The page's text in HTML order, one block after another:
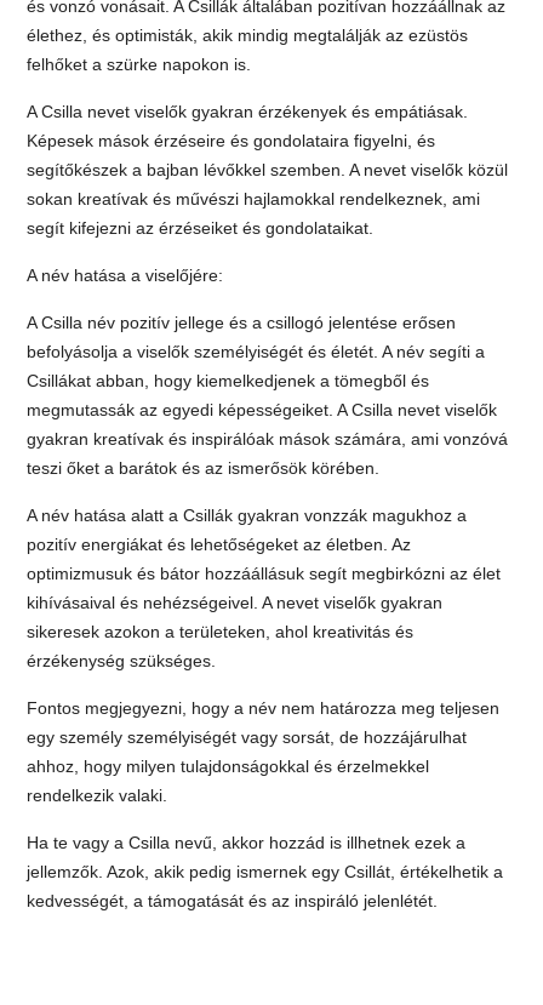
és vonzó vonásait. A Csillák általában pozitívan hozzáállnak az
élethez, és optimisták, akik mindig megtalálják az ezüstös
felhőket a szürke napokon is.
A Csilla nevet viselők gyakran érzékenyek és empátiásak.
Képesek mások érzéseire és gondolataira figyelni, és
segítőkészek a bajban lévőkkel szemben. A nevet viselők közül
sokan kreatívak és művészi hajlamokkal rendelkeznek, ami
segít kifejezni az érzéseiket és gondolataikat.
A név hatása a viselőjére:
A Csilla név pozitív jellege és a csillogó jelentése erősen
befolyásolja a viselők személyiségét és életét. A név segíti a
Csillákat abban, hogy kiemelkedjenek a tömegből és
megmutassák az egyedi képességeiket. A Csilla nevet viselők
gyakran kreatívak és inspirálóak mások számára, ami vonzóvá
teszi őket a barátok és az ismerősök körében.
A név hatása alatt a Csillák gyakran vonzzák magukhoz a
pozitív energiákat és lehetőségeket az életben. Az
optimizmusuk és bátor hozzáállásuk segít megbirkózni az élet
kihívásaival és nehézségeivel. A nevet viselők gyakran
sikeresek azokon a területeken, ahol kreativitás és
érzékenység szükséges.
Fontos megjegyezni, hogy a név nem határozza meg teljesen
egy személy személyiségét vagy sorsát, de hozzájárulhat
ahhoz, hogy milyen tulajdonságokkal és érzelmekkel
rendelkezik valaki.
Ha te vagy a Csilla nevű, akkor hozzád is illhetnek ezek a
jellemzők. Azok, akik pedig ismernek egy Csillát, értékelhetik a
kedvességét, a támogatását és az inspiráló jelenlétét.